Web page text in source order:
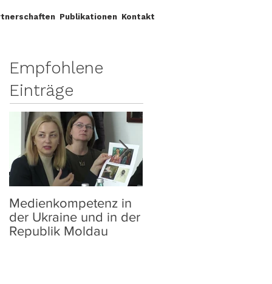
Publikationen Kontakt
Empfohlene
Einträge
Medienkompetenz in
der Ukraine und in der
Republik Moldau